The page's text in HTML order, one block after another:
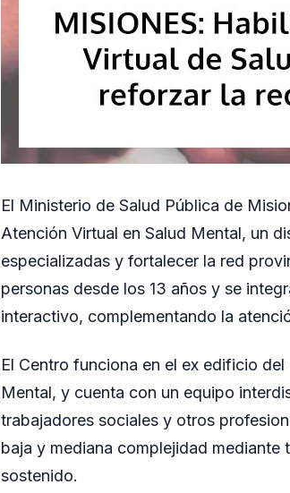
El Ministerio de Salud Pública de
Atención Virtual en Salud Mental, un
especializadas y fortalecer la red
personas desde los 13 años y se
interactivo, complementando la
El Centro funciona en el ex edificio
Mental, y cuenta con un equipo
trabajadores sociales y otros
baja y mediana complejidad
sostenido.